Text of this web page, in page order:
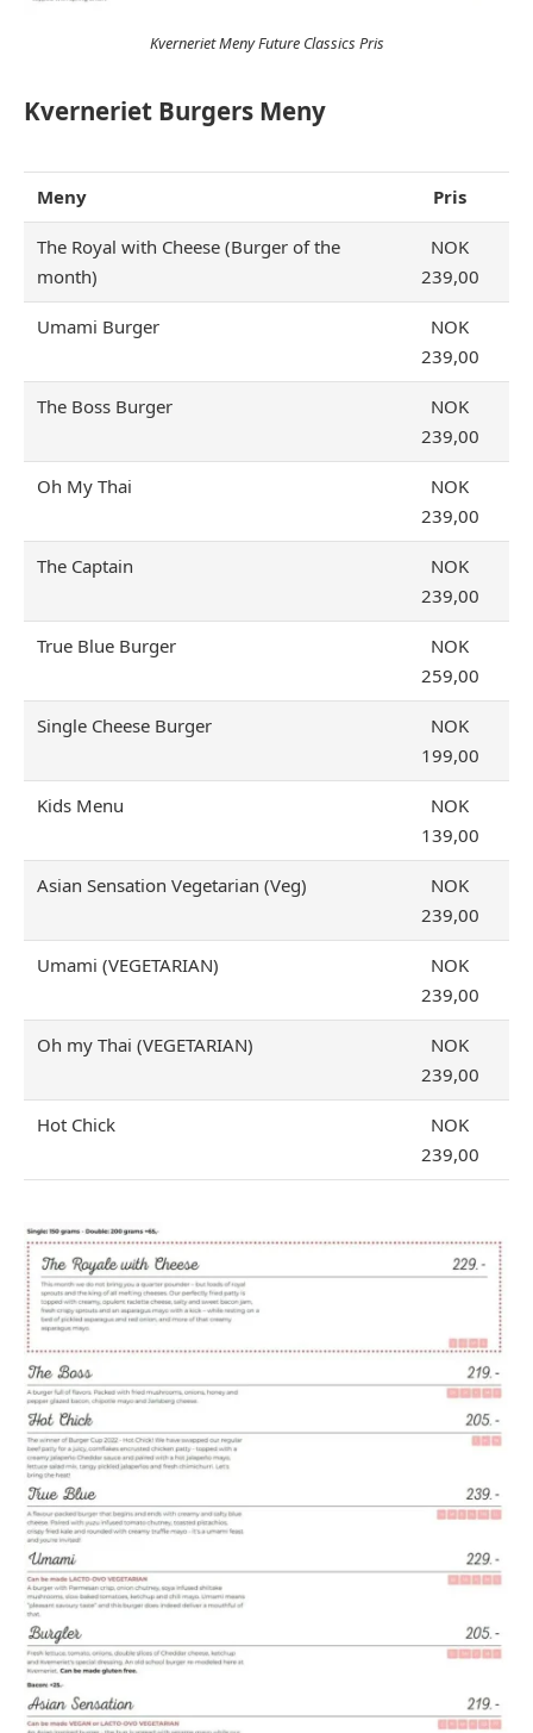
Kverneriet Meny Future Classics Pris
Kverneriet Burgers Meny
Meny Pris
The Royal with Cheese (Burger of the
month)
NOK
239,00
Umami Burger
NOK
239,00
The Boss Burger
NOK
239,00
Oh My Thai
NOK
239,00
The Captain
NOK
239,00
True Blue Burger
NOK
259,00
Single Cheese Burger
NOK
199,00
Kids Menu
NOK
139,00
Asian Sensation Vegetarian (Veg)
NOK
239,00
Umami (VEGETARIAN)
NOK
239,00
Oh my Thai (VEGETARIAN)
NOK
239,00
Hot Chick
NOK
239,00